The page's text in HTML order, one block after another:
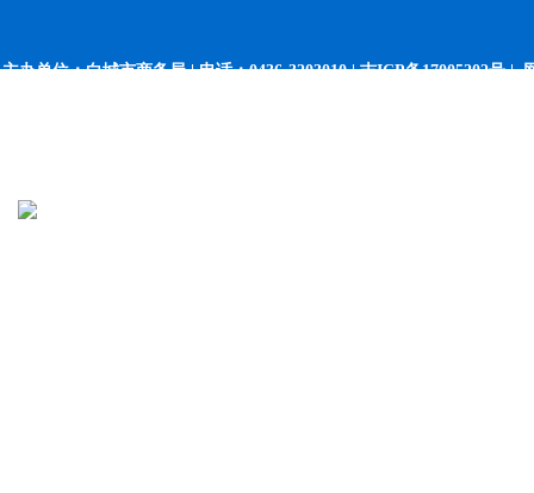
主办单位：白城市商务局 | 电话：0436-3203010 |吉ICP备17005202号 |网